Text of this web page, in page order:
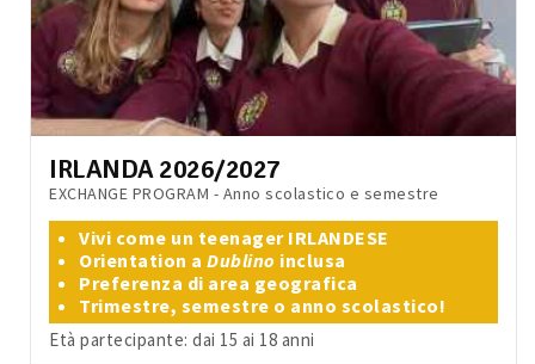
IRLANDA 2026/2027
EXCHANGE PROGRAM - Anno scolastico e semestre
Vivi come un teenager IRLANDESE
Orientation a Dublino inclusa
Preferenza di area geografica
Trimestre, semestre o anno scolastico!
Età partecipante: dai 15 ai 18 anni